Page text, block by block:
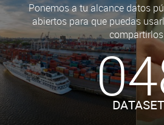
Ponemos a tu alcance datos
abiertos para que puedas
compartirlos